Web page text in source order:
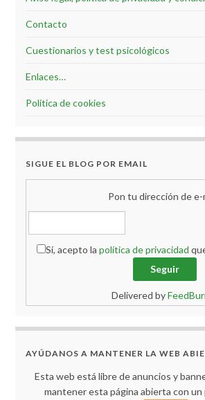
Contacto
Cuestionarios y test psicológicos
Enlaces…
Política de cookies
SIGUE EL BLOG POR EMAIL
Pon tu dirección de e-
Sí, acepto la política de privacidad
Delivered by
AYÚDANOS A MANTENER LA WEB
Esta web está libre de anuncios y
mantener esta página abierta con